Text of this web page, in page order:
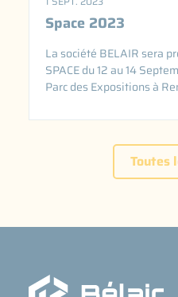
Space 2023
La société BELAIR sera
SPACE du 12 au 14
Parc des Expositions à
Toutes